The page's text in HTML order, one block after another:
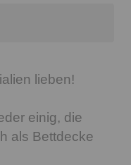
lieben!
einig, die
als Bettdecke